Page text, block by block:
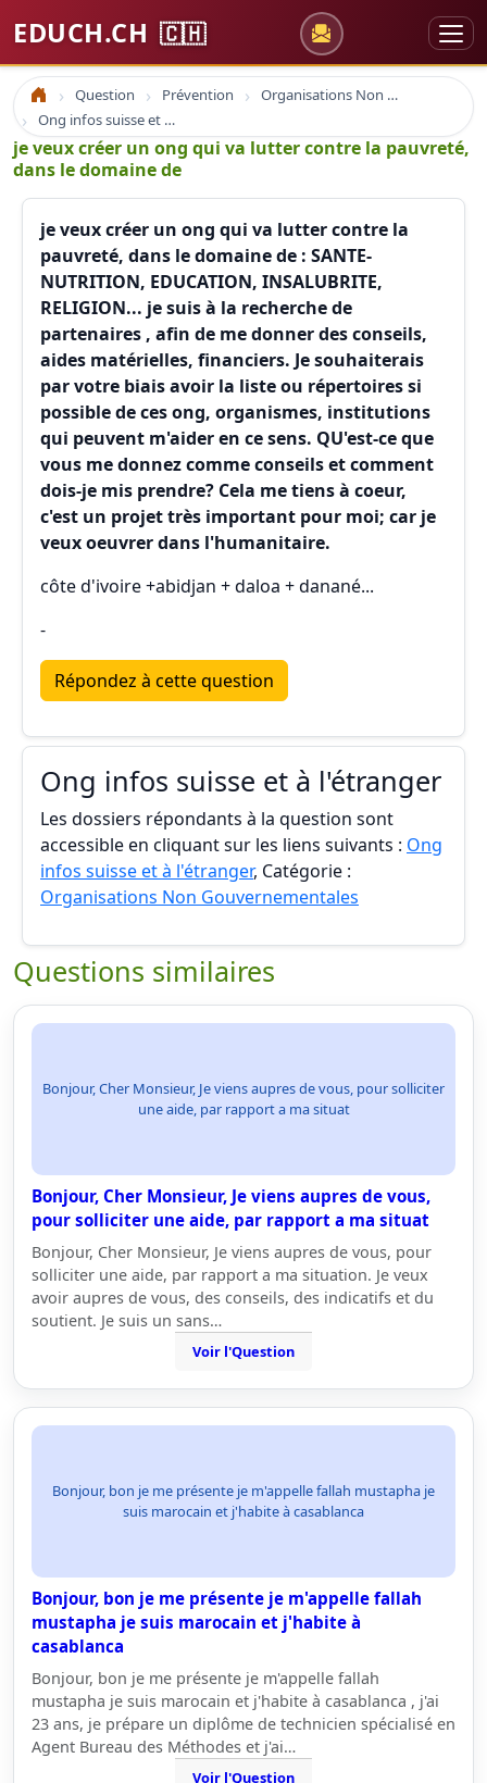
EDUCH.CH 🇨🇭
Accueil Question Prévention
Organisations Non Gouvernementales
Ong infos suisse et à l'étranger
je veux créer un ong qui va lutter contre la pauvreté,
dans le domaine de
je veux créer un ong qui va lutter contre la
pauvreté, dans le domaine de : SANTE-
NUTRITION, EDUCATION, INSALUBRITE,
RELIGION... je suis à la recherche de
partenaires , afin de me donner des conseils,
aides matérielles, financiers. Je souhaiterais
par votre biais avoir la liste ou répertoires si
possible de ces ong, organismes, institutions
qui peuvent m'aider en ce sens. QU'est-ce que
vous me donnez comme conseils et comment
dois-je mis prendre? Cela me tiens à coeur,
c'est un projet très important pour moi; car je
veux oeuvrer dans l'humanitaire.
côte d'ivoire +abidjan + daloa + danané...
-
Répondez à cette question
Ong infos suisse et à l'étranger
Les dossiers répondants à la question sont
accessible en cliquant sur les liens suivants : Ong
infos suisse et à l'étranger, Catégorie :
Organisations Non Gouvernementales
Questions similaires
Bonjour, Cher Monsieur, Je viens aupres de vous, pour solliciter
une aide, par rapport a ma situat
Bonjour, Cher Monsieur, Je viens aupres de vous,
pour solliciter une aide, par rapport a ma situat
Bonjour, Cher Monsieur, Je viens aupres de vous, pour
solliciter une aide, par rapport a ma situation. Je veux
avoir aupres de vous, des conseils, des indicatifs et du
soutient. Je suis un sans…
Voir l'Question
Bonjour, bon je me présente je m'appelle fallah mustapha je
suis marocain et j'habite à casablanca
Bonjour, bon je me présente je m'appelle fallah
mustapha je suis marocain et j'habite à
casablanca
Bonjour, bon je me présente je m'appelle fallah
mustapha je suis marocain et j'habite à casablanca , j'ai
23 ans, je prépare un diplôme de technicien spécialisé en
Agent Bureau des Méthodes et j'ai…
Voir l'Question